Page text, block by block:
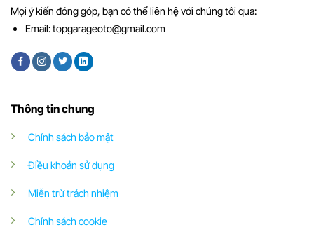
Thông tin chung
Chính sách bảo mật
Điều khoản sử dụng
Miễn trừ trách nhiệm
Chính sách cookie
Mọi ý kiến đóng góp, bạn có thể liên hệ với chúng tôi qua:
Email:topgarageoto@gmail.com